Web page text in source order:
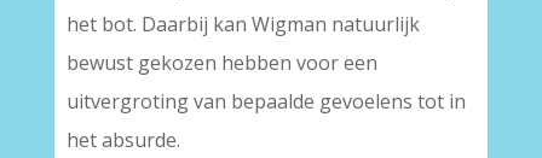
het bot. Daarbij kan Wigman natuurlijk
bewust gekozen hebben voor een
uitvergroting van bepaalde gevoelens tot in
het absurde.